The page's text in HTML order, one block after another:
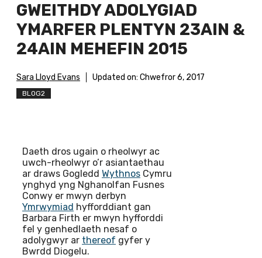
GWEITHDY ADOLYGIAD
YMARFER PLENTYN 23AIN &
24AIN MEHEFIN 2015
Sara Lloyd Evans Updated on: Chwefror 6, 2017
BLOG2
Daeth dros ugain o rheolwyr ac
uwch-rheolwyr o’r asiantaethau
ar draws Gogledd Wythnos Cymru
ynghyd yng Nghanolfan Fusnes
Conwy er mwyn derbyn
Ymrwymiad hyfforddiant gan
Barbara Firth er mwyn hyfforddi
fel y genhedlaeth nesaf o
adolygwyr ar thereof gyfer y
Bwrdd Diogelu.